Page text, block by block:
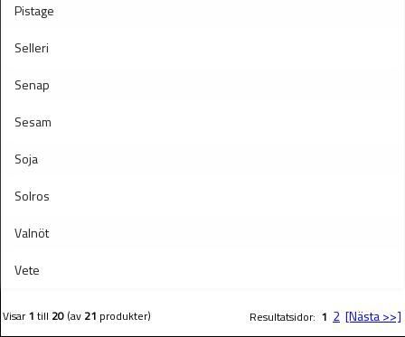
Pistage
Selleri
Senap
Sesam
Soja
Solros
Valnöt
Vete
Visar1 till 20 (av 21 produkter) Resultatsidor: 1 2 [Nästa >>]